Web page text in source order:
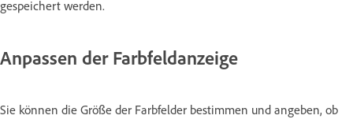
gespeichert werden.
Anpassen der Farbfeldanzeige
Sie können die Größe der Farbfelder bestimmen und angeben, ob